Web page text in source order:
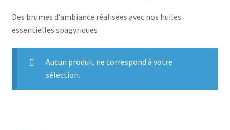
Des brumes d’ambiance réalisées avec nos huiles
essentielles spagyriques
Aucun produit ne correspond à votre
sélection.